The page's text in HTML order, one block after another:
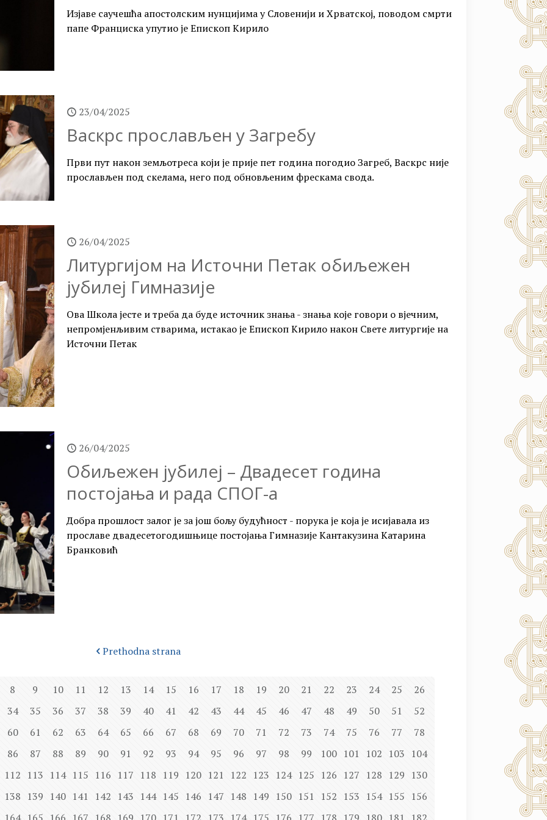
Изјаве саучешћа апостолским нунцијима у Словенији и Хрватској, поводом смрти
папе Франциска упутио је Епископ Кирило
23/04/2025
Васкрс прослављен у Загребу
Први пут након земљотреса који је прије пет година погодио Загреб, Васкрс није
прослављен под скелама, него под обновљеним фрескама свода.
26/04/2025
Литургијом на Источни Петак обиљежен
јубилеј Гимназије
Ова Школа јесте и треба да буде источник знања - знања које говори о вјечним,
непромјенљивим стварима, истакао је Епископ Кирило након Свете литургије на
Источни Петак
26/04/2025
Обиљежен јубилеј – Двадесет година
постојања и рада СПОГ-а
Добра прошлост залог је за још бољу будућност - порука је која је исијавала из
прославе двадесетогодишњице постојања Гимназије Кантакузина Катарина
Бранковић
Prethodna strana
8 9 10 11 12 13 14 15 16 17 18 19 20 21 22 23 24 25
26
34
35 36 37 38 39 40 41 42 43 44 45 46 47 48 49 50 51
52
60
61 62 63 64 65 66 67 68 69 70 71 72 73 74 75 76 77
78
86
87 88 89 90 91 92 93 94 95 96 97 98 99 100 101 102 103 104
112 113 114 115 116 117 118 119 120 121 122 123 124 125 126 127 128 129 130
138 139 140 141 142 143 144 145 146 147 148 149 150 151 152 153 154 155 156